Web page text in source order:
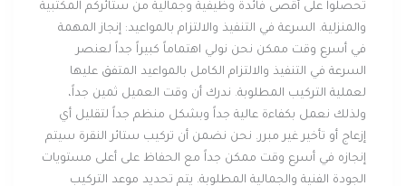
تحصلوا على أقصى فائدة وظيفية وجمالية من ستائركم المكتبية
والمنزلية. السرعة في التنفيذ والالتزام بالمواعيد: إنجاز المهمة
في أسرع وقت ممكن نحن نولي اهتماماً كبيراً جداً لعنصر
السرعة في التنفيذ والالتزام الكامل بالمواعيد المتفق عليها
لعملية التركيب المطلوبة. ندرك أن وقت العميل ثمين جداً،
ولذلك نعمل بكفاءة عالية جداً وبشكل منظم جداً لتقليل أي
إزعاج أو تأخير غير مبرر. نحن نضمن أن تركيب ستائر النقرة سيتم
إنجازه في أسرع وقت ممكن جداً مع الحفاظ على أعلى مستويات
الجودة الفنية والجمالية المطلوبة. يتم تحديد موعد التركيب